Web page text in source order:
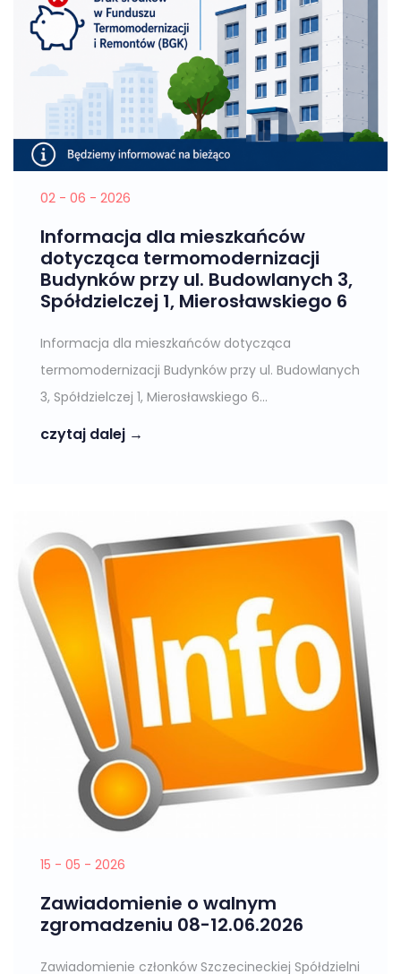
02 - 06 - 2026
Informacja dla mieszkańców
dotycząca termomodernizacji
Budynków przy ul. Budowlanych 3,
Spółdzielczej 1, Mierosławskiego 6
Informacja dla mieszkańców dotycząca
termomodernizacji Budynków przy ul. Budowlanych
3, Spółdzielczej 1, Mierosławskiego 6...
czytaj dalej →
15 - 05 - 2026
Zawiadomienie o walnym
zgromadzeniu 08-12.06.2026
Zawiadomienie członków Szczecineckiej Spółdzielni